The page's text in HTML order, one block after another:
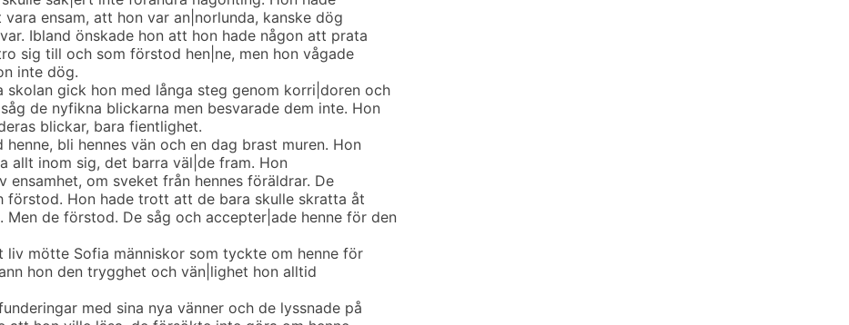
ensam, att hon var an|norlunda, kanske dög
Ibland önskade hon att hon hade någon att prata
sig till och som förstod hen|ne, men hon vågade
inte dög.
skolan gick hon med långa steg genom korri|doren och
de nyfikna blickarna men besvarade dem inte. Hon
blickar, bara fientlighet.
bli hennes vän och en dag brast muren. Hon
allt inom sig, det barra väl|de fram. Hon
ensamhet, om sveket från hennes föräldrar. De
förstod. Hon hade trott att de bara skulle skratta åt
Men de förstod. De såg och accepter|ade henne för den
liv mötte Sofia människor som tyckte om henne för
hon den trygghet och vän|lighet hon alltid
med sina nya vänner och de lyssnade på